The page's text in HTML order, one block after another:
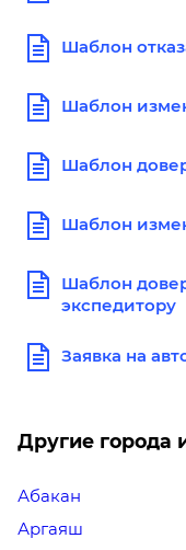
Шаблон
Шаблон
Шаблон
Шаблон
Шаблон
экспедитору
Заявка на
Другие города
Абакан
Аргаяш